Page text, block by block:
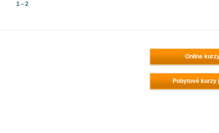
1 – 2
Online
Pobytové kurzy